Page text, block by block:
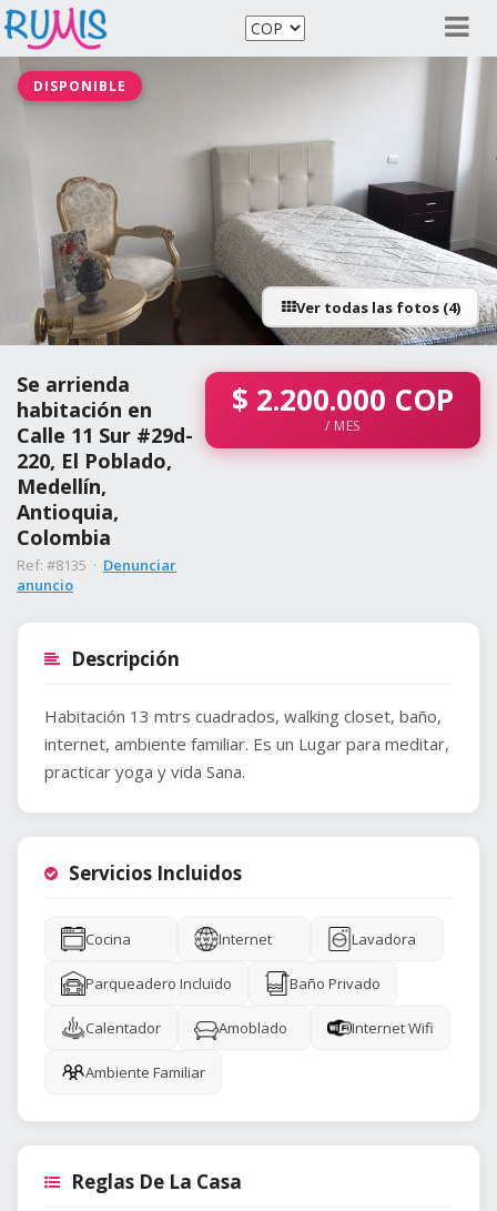
DISPONIBLE
Ver todas las fotos (4)
Se arrienda
habitación en
Calle 11 Sur #29d-
220, El Poblado,
Medellín,
Antioquia,
Colombia
Ref: #8135 · Denunciar
anuncio
$ 2.200.000 COP
/ MES
Descripción
Habitación 13 mtrs cuadrados, walking closet, baño,
internet, ambiente familiar. Es un Lugar para meditar,
practicar yoga y vida Sana.
Servicios Incluidos
Cocina Internet Lavadora
Parqueadero Incluido Baño Privado
Calentador Amoblado Internet Wifi
Ambiente Familiar
Reglas De La Casa